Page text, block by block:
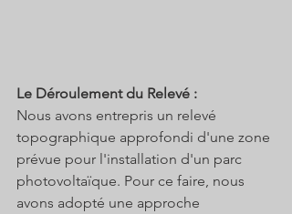
Le Déroulement du Relevé :
Nous avons entrepris un relevé
topographique approfondi d'une zone
prévue pour l'installation d'un parc
photovoltaïque. Pour ce faire, nous
avons adopté une approche